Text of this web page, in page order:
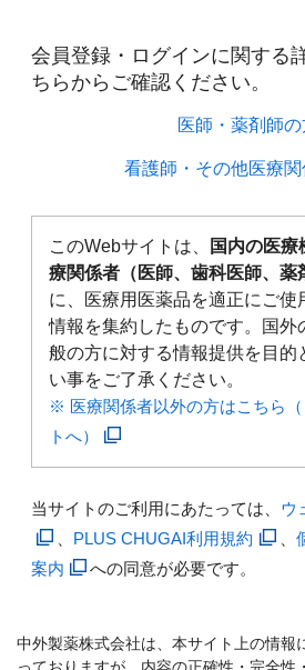
会員登録・ログインに関する
ちらからご確認ください。​
医師・薬剤師
看護師・その他医療
このWebサイトは、
国内の医
療関係者（医師、歯科医師、薬
に、医療用医薬品を適正にご使
情報を集約したものです。国外
般の方に対する情報提供を目的
い事をご了承ください。
※ 医療関係者以外の方はこちら
トへ）
当サイトのご利用にあたっては、 ウ
PLUS CHUGAI利用規約
案内
への同意が必要です。
中外製薬株式会社は、本サイト上の情報
っておりますが、内容の正確性・完全性